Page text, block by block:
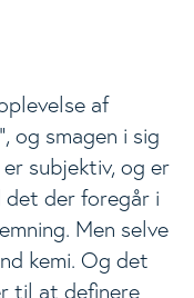
af
og smagen i sig
subjektiv, og er
der foregår i
Men selve
kemi. Og det
til at definere